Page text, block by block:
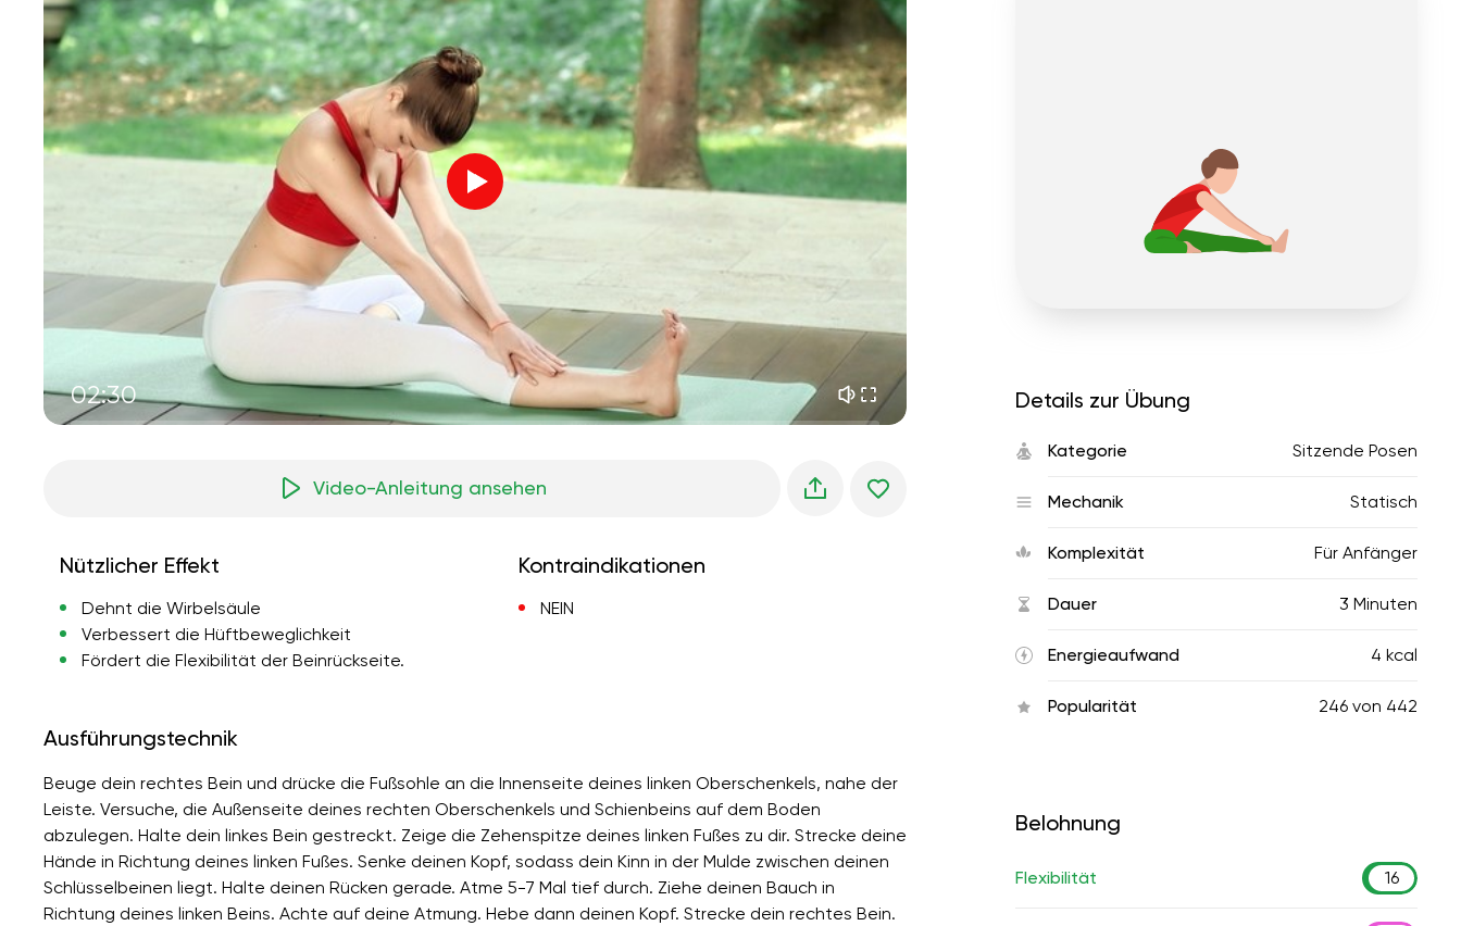
02:30
flucht der seele 01:44
innerer frieden 01:27
morgenträume 01:34
waldkühlung 05:00
02:00
die stimme des winds 02:00
frühlingswald 02:00
Video-Anleitung ansehen
Nützlicher Effekt
Dehnt die Wirbelsäule
Verbessert die Hüftbeweglichkeit
Fördert die Flexibilität der Beinrückseite.
Kontraindikationen
NEIN
Ausführungstechnik
Beuge dein rechtes Bein und drücke die Fußsohle an die Innenseite deines linken Oberschenkels, nahe der
Leiste. Versuche, die Außenseite deines rechten Oberschenkels und Schienbeins auf dem Boden
abzulegen. Halte dein linkes Bein gestreckt. Zeige die Zehenspitze deines linken Fußes zu dir. Strecke deine
Hände in Richtung deines linken Fußes. Senke deinen Kopf, sodass dein Kinn in der Mulde zwischen deinen
Schlüsselbeinen liegt. Halte deinen Rücken gerade. Atme 5-7 Mal tief durch. Ziehe deinen Bauch in
Richtung deines linken Beins. Achte auf deine Atmung. Hebe dann deinen Kopf. Strecke dein rechtes Bein.
Details zur Übung
Kategorie Sitzende Posen
Mechanik Statisch
Komplexität Für Anfänger
Dauer 3 Minuten
Energieaufwand 4 kcal
Popularität 246 von 442
Belohnung
Flexibilität 16